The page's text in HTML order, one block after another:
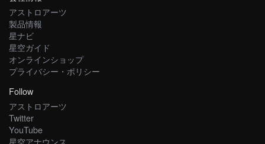
アストロアーツ
製品情報
星ナビ
星空ガイド
オンラインショップ
プライバシー・ポリシー
Follow
アストロアーツ
Twitter
YouTube
星空アナウンス